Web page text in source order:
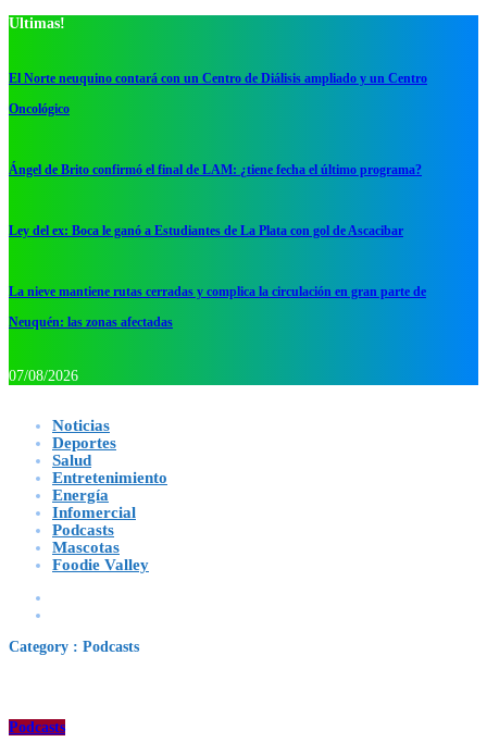
Ultimas!
El Norte neuquino contará con un Centro de Diálisis ampliado y un Centro
Oncológico
Ángel de Brito confirmó el final de LAM: ¿tiene fecha el último programa?
Ley del ex: Boca le ganó a Estudiantes de La Plata con gol de Ascacibar
La nieve mantiene rutas cerradas y complica la circulación en gran parte de
Neuquén: las zonas afectadas
07/08/2026
Noticias
Deportes
Salud
Entretenimiento
Energía
Infomercial
Podcasts
Mascotas
Foodie Valley
Category : Podcasts
Podcasts